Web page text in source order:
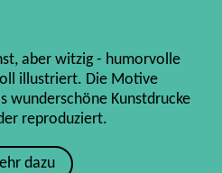
aber witzig - humorvolle
illustriert. Die Motive
wunderschöne Kunstdrucke
reproduziert.
dazu